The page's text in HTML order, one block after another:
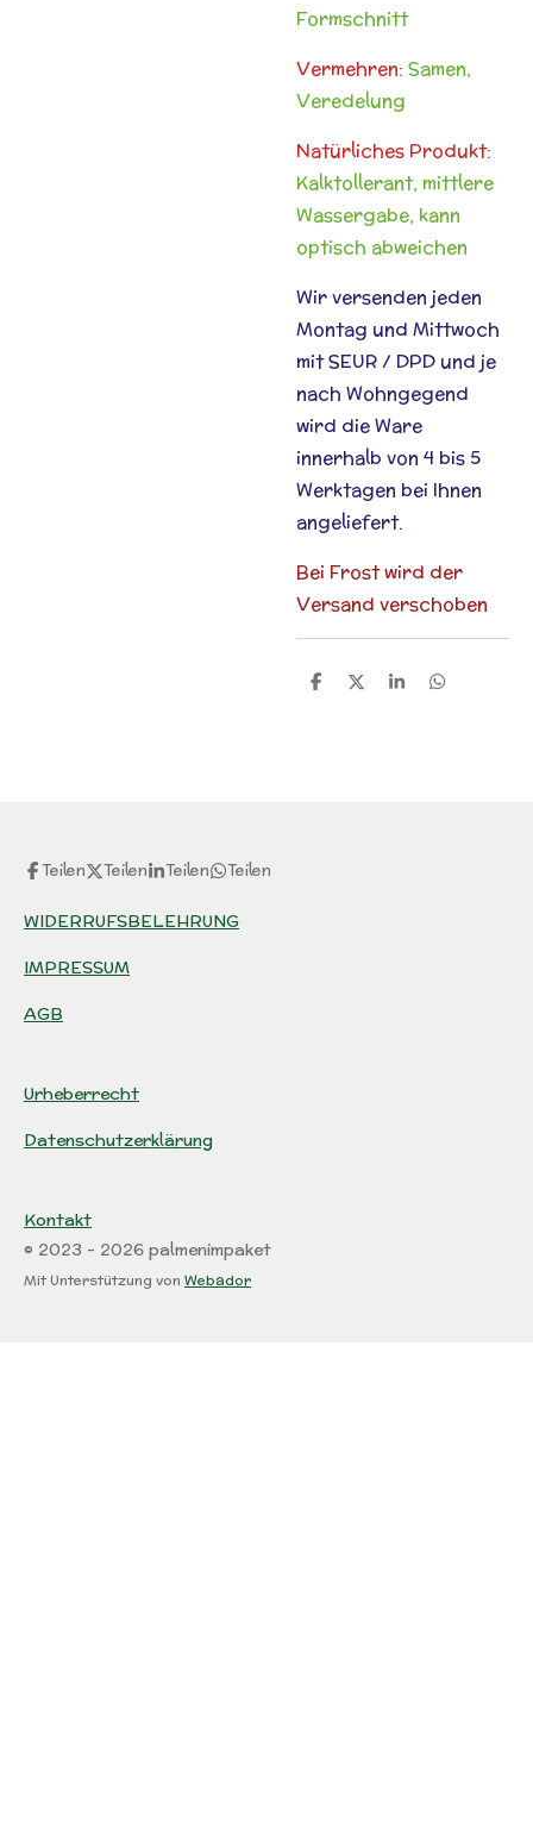
Formschnitt
Vermehren: Samen,
Veredelung
Natürliches Produkt:
Kalktollerant, mittlere
Wassergabe, kann
optisch abweichen
Wir versenden jeden
Montag und Mittwoch
mit SEUR / DPD und je
nach Wohngegend
wird die Ware
innerhalb von 4 bis 5
Werktagen bei Ihnen
angeliefert.
Bei Frost wird der
Versand verschoben
T T T T
Teilen Teilen Teilen Teilen
WIDERRUFSBELEHRUNG
IMPRESSUM
AGB
Urheberrecht
Datenschutzerklärung
Kontakt
© 2023 - 2026 palmenimpaket
Mit Unterstützung von Webador